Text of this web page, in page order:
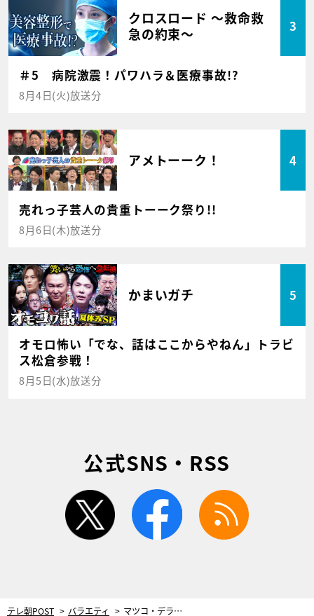
クロスロード ～救命救
急の約束～
3
＃5 病院激震！パワハラ＆医療事故!?
8月4日(火)放送分
アメトーーク！ 4
売れっ子芸人の貴重トーーク祭り!!
8月6日(木)放送分
かまいガチ 5
オモロ怖い「でな、話はここからやねん」トラビ
ス松倉参戦！
8月5日(水)放送分
公式SNS・RSS
twitter facebook
テレ朝POST バラエティ マツコ・デラックス、2カ月ぶりに復帰しスタジオに登場！「全然苦痛じゃなかった」